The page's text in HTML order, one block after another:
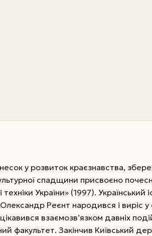
у розвиток краєзнавства,
спадщини присвоєно
України» (1997). Український
Реєнт народився і виріс у
взаємозв’язком давніх
факультет. Закінчив Київський